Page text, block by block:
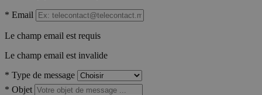
* Email
Le champ email est requis
Le champ email est invalide
* Type de message
* Objet